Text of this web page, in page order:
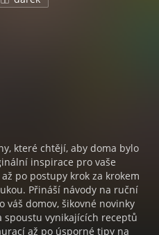
které chtějí, aby doma bylo
inspirace pro vaše
po postupy krok za krokem
Přináší návody na ruční
váš domov, šikovné novinky
spoustu vynikajících receptů
až po úsporné tipy na